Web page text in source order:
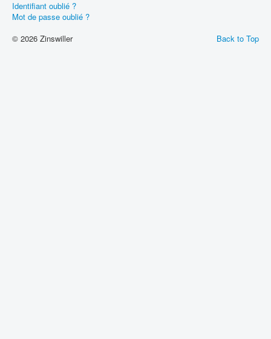
Identifiant oublié ?
Mot de passe oublié ?
Back to Top
© 2026 Zinswiller